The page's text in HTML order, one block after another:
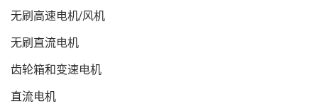
无刷高速电机/风机
无刷直流电机
齿轮箱和变速电机
直流电机